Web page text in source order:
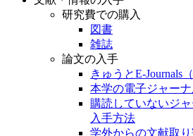
研究費での購入
図書
雑誌
論文の入手
きゅうとE-Journals
本学の電子ジャー
購読していないジ
入手方法
学外からの文献取